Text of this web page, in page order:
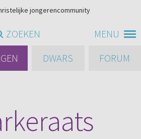
MENU
jongerencommunity
ZOEKEN
DWARS FORUM